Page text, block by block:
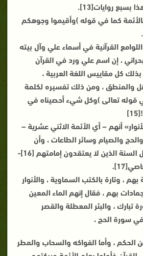
بسبع روايات[13].
كما في قوله )وأقيموا وجوهكم
القرآنية في أسماء علي وآل بيته
، إن اسم علي ورد في القرآن
بذلك كل مقاييس اللغة العربية ،
والمنطق ، ومن ذلك تفسيره لكلمة
قوله تعالى )وكل شيء أحصيناه في
أنهم – أي الأئمة الاثني عشرية –
والصيام وسائر الطاعات ، وأن
أعداؤهم – وهم أهل السنة الذين لا يعتقدون إمامتهم [16]-
، وتارة بالكتب السماوية ، والأنوار
بهم ، فقال إنهم الماء المعين
تبارك ، والبئر المعطلة والقصر
سورة الحج ،
الحكم ، وأما الفواكه والسحاب والمطر